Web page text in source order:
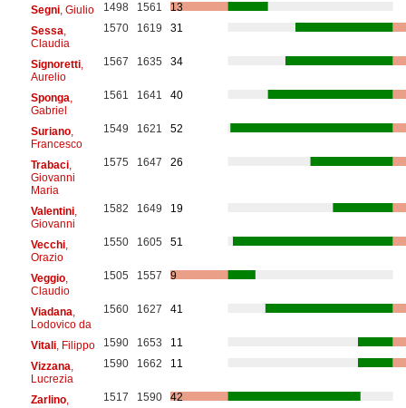
Segni, Giulio 1498 1561
13
Sessa
Claudia
1570 1619 31
Signoretti,
Aurelio
1567 1635 34
Sponga
Gabriel
1561 1641 40
Suriano,
Francesco
1549 1621 52
Trabaci,
Giovanni
Maria
1575 1647 26
Valentini,
Giovanni
1582 1649 19
Vecchi,
Orazio
1550 1605 51
Veggio,
Claudio
1505 1557 9
Viadana
Lodovico da
1560 1627 41
Vitali, Filippo 1590 1653
11
Vizzana
Lucrezia
1590 1662 11
Zarlino,
1517 1590 42